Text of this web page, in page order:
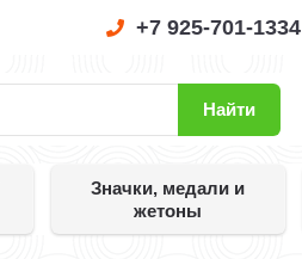
+7 925-701-1334
Найти
Значки, медали и
жетоны